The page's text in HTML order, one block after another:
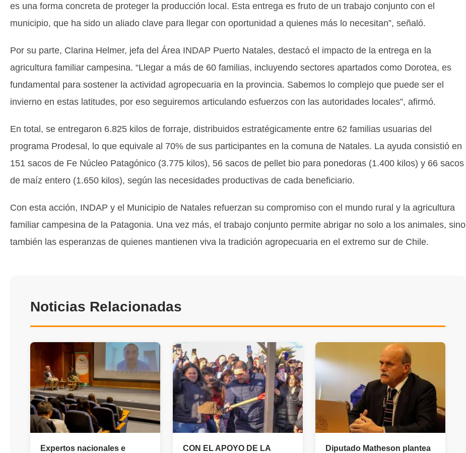
es una forma concreta de proteger la producción local. Esta entrega es fruto de un trabajo conjunto con el
municipio, que ha sido un aliado clave para llegar con oportunidad a quienes más lo necesitan”, señaló.
Por su parte, Clarina Helmer, jefa del Área INDAP Puerto Natales, destacó el impacto de la entrega en la
agricultura familiar campesina. “Llegar a más de 60 familias, incluyendo sectores apartados como Dorotea, es
fundamental para sostener la actividad agropecuaria en la provincia. Sabemos lo complejo que puede ser el
invierno en estas latitudes, por eso seguiremos articulando esfuerzos con las autoridades locales”, afirmó.
En total, se entregaron 6.825 kilos de forraje, distribuidos estratégicamente entre 62 familias usuarias del
programa Prodesal, lo que equivale al 70% de sus participantes en la comuna de Natales. La ayuda consistió en
151 sacos de Fe Núcleo Patagónico (3.775 kilos), 56 sacos de pellet bio para ponedoras (1.400 kilos) y 66 sacos
de maíz entero (1.650 kilos), según las necesidades productivas de cada beneficiario.
Con esta acción, INDAP y el Municipio de Natales refuerzan su compromiso con el mundo rural y la agricultura
familiar campesina de la Patagonia. Una vez más, el trabajo conjunto permite abrigar no solo a los animales, sino
también las esperanzas de quienes mantienen viva la tradición agropecuaria en el extremo sur de Chile.
Noticias Relacionadas
Expertos nacionales e
CON EL APOYO DE LA
Diputado Matheson plantea